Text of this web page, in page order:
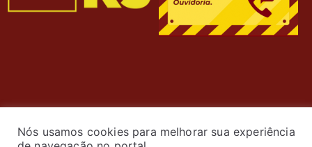
Nós usamos cookies para melhorar sua experiência